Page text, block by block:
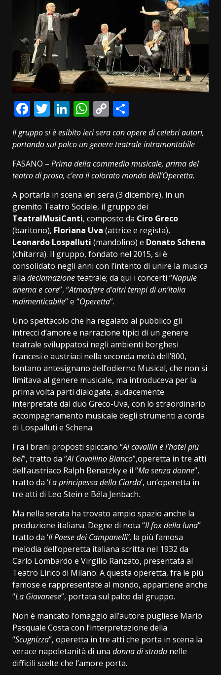
Facebook
Twitter
LinkedIn
WhatsApp
Copy
Il gruppo si è esibito ieri sera con opere di celebri autori,
portando sul palco un genere teatrale intramontabile
FASANO – Prima della commedia musicale, prima del
teatro di prosa, c’era il colorato mondo dell’Operetta.
A portarla in scena ieri sera (3 dicembre), in un
gremito Teatro Sociale, il gruppo dei
TeatralMusiCanti, composto da Ciro Greco
(baritono), Floriana Uva (attrice e regista),
Leonardo Lospalluti (mandolino) e Donato Schena
(chitarra). Il gruppo, fondato nel 2015, si è
consolidato negli anni con l’intento di unire la musica
alla declamazioneteatrale; da qui i concerti “Napule
anema e core”, “Atmosfere d’altri tempi di un’Italia
indimenticabile” e “Operetta”.
Uno spettacolo che ha regalato al pubblico gli
intrecci d’amore e narrazione tipici di un genere
teatrale sviluppatosi negli ambienti borghesi
francesi e austriaci nella seconda metà dell’800,
lontano antesignano dell’odierno Musical, che non si
limitava al genere musicale, ma introduceva per la
prima volta parti dialogate, audacemente
interpretate dal duo Greco-Uva, con lo straordinario
accompagnamento musicale degli strumenti a corda
di Lospalluti e Schena.
Fra i brani proposti spiccano “Al cavallin é l’hotel più
bel”, tratto da “Al Cavallino Bianco”,operetta in tre atti
dell’austriaco Ralph Benatzky e il “Ma senza donne”,
tratto da ‘La principessa della Ciarda’, un’operetta in
tre atti di Leo Stein e Béla Jenbach.
Ma nella serata ha trovato ampio spazio anche la
produzione italiana. Degne di nota “Il fox della luna”
tratto da ‘Il Paese dei Campanelli’, la più famosa
melodia dell’operetta italiana scritta nel 1932 da
Carlo Lombardo e Virgilio Ranzato, presentata al
Teatro Lirico di Milano. A questa operetta, fra le più
famose e rappresentate al mondo, appartiene anche
“La Giavanese”, portata sul palco dal gruppo.
Non è mancato l’omaggio all’autore pugliese Mario
Pasquale Costa con l’interpretazione della
“Scugnizza”, operetta in tre atti che porta in scena la
verace napoletanità di una donna di strada nelle
difficili scelte che l’amore porta.